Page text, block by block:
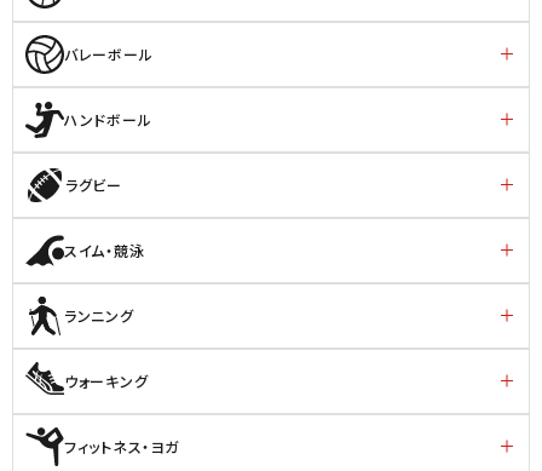
バレーボール
ハンドボール
ラグビー
スイム・競泳
ランニング
ウォーキング
フィットネス・ヨガ